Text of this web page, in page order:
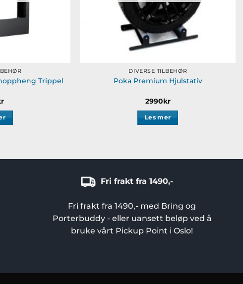
Trippel
DIVERSE TILBEHØR
Poka Premium Hjulstativ
2990kr
Les mer
Fri frakt fra 1490,-
Fri frakt fra 1490,- med Bring og
Porterbuddy - eller uansett beløp ved å
bruke vårt Pickup Point i Oslo!